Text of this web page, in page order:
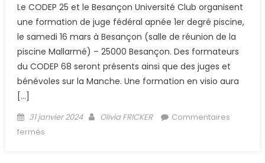
Le CODEP 25 et le Besançon Université Club organisent
une formation de juge fédéral apnée 1er degré piscine,
le samedi 16 mars à Besançon (salle de réunion de la
piscine Mallarmé) – 25000 Besançon. Des formateurs
du CODEP 68 seront présents ainsi que des juges et
bénévoles sur la Manche. Une formation en visio aura
[…]
Posted on
31 janvier 2024 Author
Olivia FRICKER
Commentaires
fermés